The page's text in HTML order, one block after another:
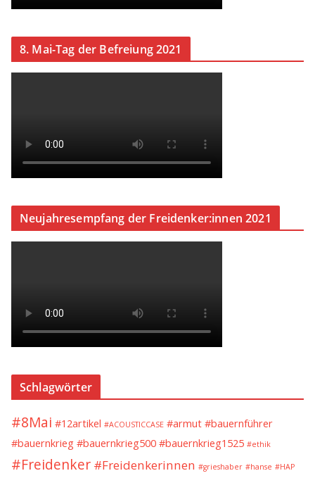
8. Mai-Tag der Befreiung 2021
Neujahresempfang der Freidenker:innen 2021
Schlagwörter
#8Mai #12artikel #ACOUSTICCASE #armut #bauernführer
#bauernkrieg #bauernkrieg500 #bauernkrieg1525 #ethik
#Freidenker #Freidenkerinnen #grieshaber #hanse #HAP